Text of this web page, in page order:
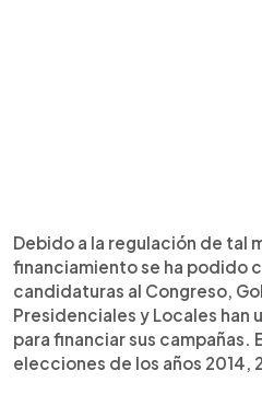
Debido a la regulación de tal
financiamiento se ha podido
candidaturas al Congreso,
Presidenciales y Locales
para financiar sus campañas.
elecciones de los años 2014,